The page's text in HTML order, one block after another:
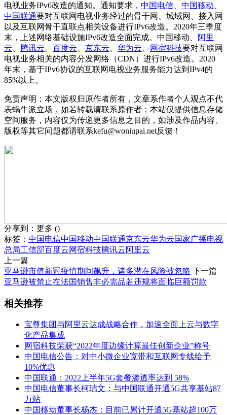
电视业务IPv6改造的通知。通知要求， 中国电信 中国移动
中国联通要对互联网电视业务经过的骨干网、城域网、接入网
以及互联网骨干直联点相关设备进行IPv6改造。2020年三季度
末，上述网络基础设施IPv6改造全面完成。中国移动、
阿里
云
腾讯云 百度云 京东云 华为云 网宿科技要对互联网
电视业务相关的内容分发网络（CDN）进行IPv6改造。2020
年末，基于IPv6协议的互联网电视业务服务能力达到IPv4的
85%以上。
免责声明：本文版权归原作者所有，文章系作者个人观点不代
表蜗牛派立场，如若转载请联系原作者；本站仅提供信息存储
空间服务，内容仅为传递更多信息之目的，如涉及作品内容、
版权等其它问题都请联系kefu@woniupai.net反馈！
分享到： 更多 ()
标签： 中国电信中国移动中国联通京东云华为云国家广播电视
总局工信部百度云网宿科技腾讯云阿里云
上一篇
亚马逊市值新冠疫情期间飙升，诸多潜在风险被忽略 下一篇
亚马逊被禁止在法国销售非必需品若违规将面临巨额罚款
相关推荐
宝尊集团与阿里云达成战略合作，加速全面上云与数字
化产品集成
网宿科技荣获“2022年度边缘计算最佳创新企业”称号
中国电信公告：对中小微企业宽带和互联网专线给予
10%优惠
中国联通：2022上半年5G套餐渗透率达到 58%
中国电信董事长柯瑞文：与中国联通开通5G共享基站87
万站
中国移动董事长杨杰：目前已累计开通5G基站超100万